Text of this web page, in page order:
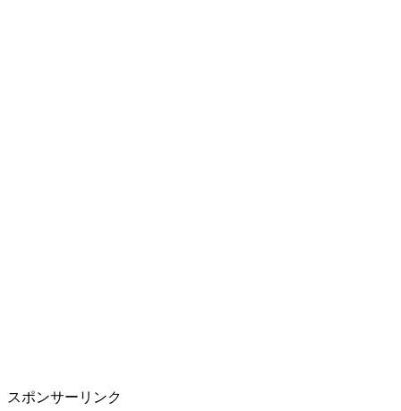
スポンサーリンク